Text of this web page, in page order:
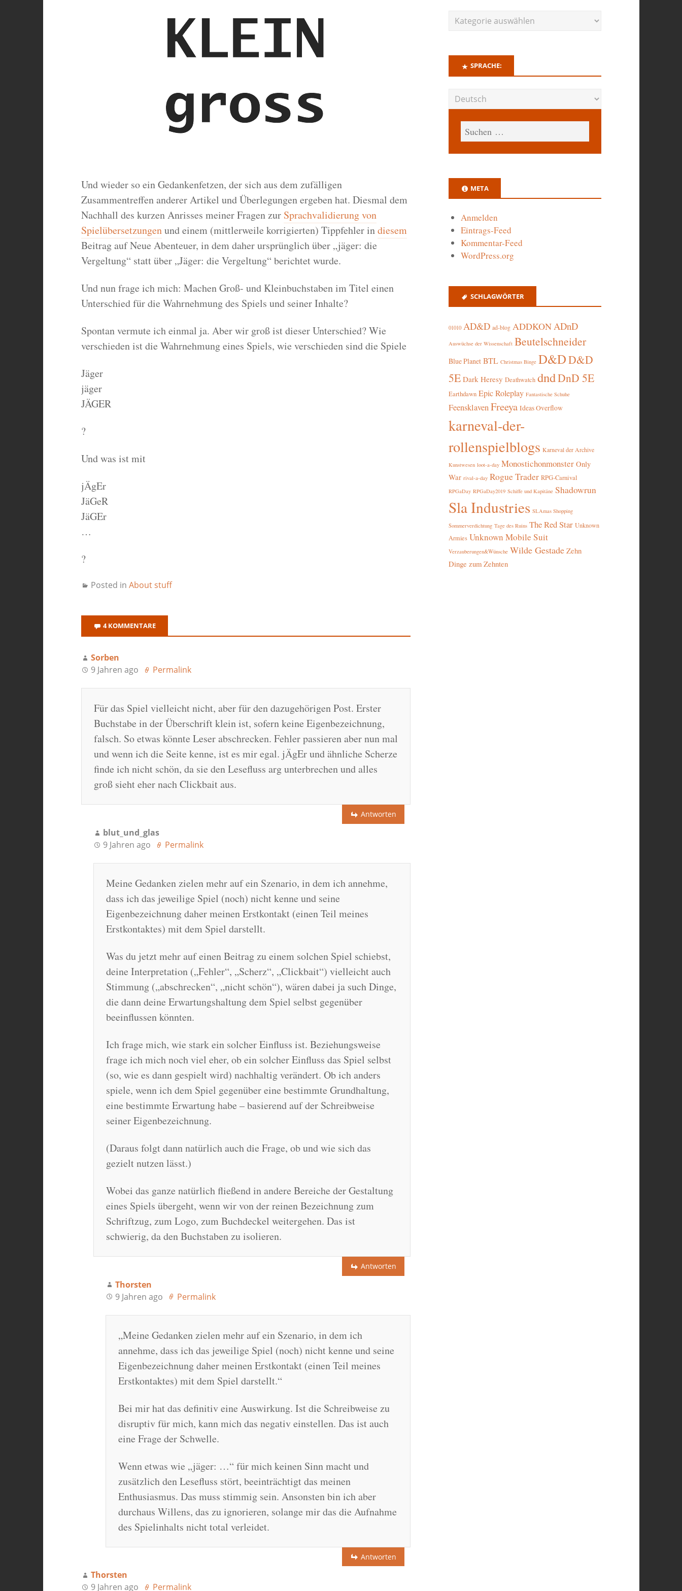
Und wieder so ein Gedankenfetzen, der sich aus dem zufälligen
Zusammentreffen anderer Artikel und Überlegungen ergeben hat. Diesmal dem
Nachhall des kurzen Anrisses meiner Fragen zur Sprachvalidierung von
Spielübersetzungenund einem (mittlerweile korrigierten) Tippfehler indiesem
Beitrag auf Neue Abenteuer, in dem daher ursprünglich über „jäger: die
Vergeltung“ statt über „Jäger: die Vergeltung“ berichtet wurde.
Und nun frage ich mich: Machen Groß- und Kleinbuchstaben im Titel einen
Unterschied für die Wahrnehmung des Spiels und seiner Inhalte?
Spontan vermute ich einmal ja. Aber wir groß ist dieser Unterschied? Wie
verschieden ist die Wahrnehmung eines Spiels, wie verschieden sind die Spiele
Jäger
jäger
JÄGER
?
Und was ist mit
jÄgEr
JäGeR
JäGEr
…
?
Posted in About stuff
4 KOMMENTARE
Sorben
9 Jahren ago
Permalink
Für das Spiel vielleicht nicht, aber für den dazugehörigen Post. Erster
Buchstabe in der Überschrift klein ist, sofern keine Eigenbezeichnung,
falsch. So etwas könnte Leser abschrecken. Fehler passieren aber nun mal
und wenn ich die Seite kenne, ist es mir egal. jÄgEr und ähnliche Scherze
finde ich nicht schön, da sie den Lesefluss arg unterbrechen und alles
groß sieht eher nach Clickbait aus.
Antworten
blut_und_glas
9 Jahren ago
Permalink
Meine Gedanken zielen mehr auf ein Szenario, in dem ich annehme,
dass ich das jeweilige Spiel (noch) nicht kenne und seine
Eigenbezeichnung daher meinen Erstkontakt (einen Teil meines
Erstkontaktes) mit dem Spiel darstellt.
Was du jetzt mehr auf einen Beitrag zu einem solchen Spiel schiebst,
deine Interpretation („Fehler“, „Scherz“, „Clickbait“) vielleicht auch
Stimmung („abschrecken“, „nicht schön“), wären dabei ja such Dinge,
die dann deine Erwartungshaltung dem Spiel selbst gegenüber
beeinflussen könnten.
Ich frage mich, wie stark ein solcher Einfluss ist. Beziehungsweise
frage ich mich noch viel eher, ob ein solcher Einfluss das Spiel selbst
(so, wie es dann gespielt wird) nachhaltig verändert. Ob ich anders
spiele, wenn ich dem Spiel gegenüber eine bestimmte Grundhaltung,
eine bestimmte Erwartung habe – basierend auf der Schreibweise
seiner Eigenbezeichnung.
(Daraus folgt dann natürlich auch die Frage, ob und wie sich das
gezielt nutzen lässt.)
Wobei das ganze natürlich fließend in andere Bereiche der Gestaltung
eines Spiels übergeht, wenn wir von der reinen Bezeichnung zum
Schriftzug, zum Logo, zum Buchdeckel weitergehen. Das ist
schwierig, da den Buchstaben zu isolieren.
Antworten
Thorsten
9 Jahren ago
Permalink
„Meine Gedanken zielen mehr auf ein Szenario, in dem ich
annehme, dass ich das jeweilige Spiel (noch) nicht kenne und seine
Eigenbezeichnung daher meinen Erstkontakt (einen Teil meines
Erstkontaktes) mit dem Spiel darstellt.“
Bei mir hat das definitiv eine Auswirkung. Ist die Schreibweise zu
disruptiv für mich, kann mich das negativ einstellen. Das ist auch
eine Frage der Schwelle.
Wenn etwas wie „jäger: …“ für mich keinen Sinn macht und
zusätzlich den Lesefluss stört, beeinträchtigt das meinen
Enthusiasmus. Das muss stimmig sein. Ansonsten bin ich aber
durchaus Willens, das zu ignorieren, solange mir das die Aufnahme
des Spielinhalts nicht total verleidet.
Antworten
Thorsten
9 Jahren ago
Permalink
SPRACHE:
META
Anmelden
Eintrags-Feed
Kommentar-Feed
WordPress.org
SCHLAGWÖRTER
01010 AD&D ad-blog ADDKONADnD
Auswüchse der Wissenschaft Beutelschneider
Blue Planet BTL Christmas Binge D&DD&D
5E Dark Heresy Deathwatch dndDnD 5E
Earthdawn Epic Roleplay Fantastische Schuhe
Feensklaven Freeya Ideas Overflow
karneval-der-
rollenspielblogs Karneval der Archive
Kunstwesen loot-a-day Monostichonmonster Only
War rival-a-day Rogue Trader RPG-Carnival
RPGaDay RPGaDay2019 Schiffe und Kapitäne Shadowrun
Sla Industries SLAmas Shopping
Sommerverdichtung Tage des Ruins The Red Star Unknown
Armies Unknown Mobile Suit
Verzauberungen&Wünsche Wilde Gestade Zehn
Dinge zum Zehnten